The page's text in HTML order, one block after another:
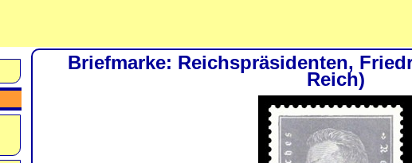
Briefmarke: Reichspräsidenten,
Reich)